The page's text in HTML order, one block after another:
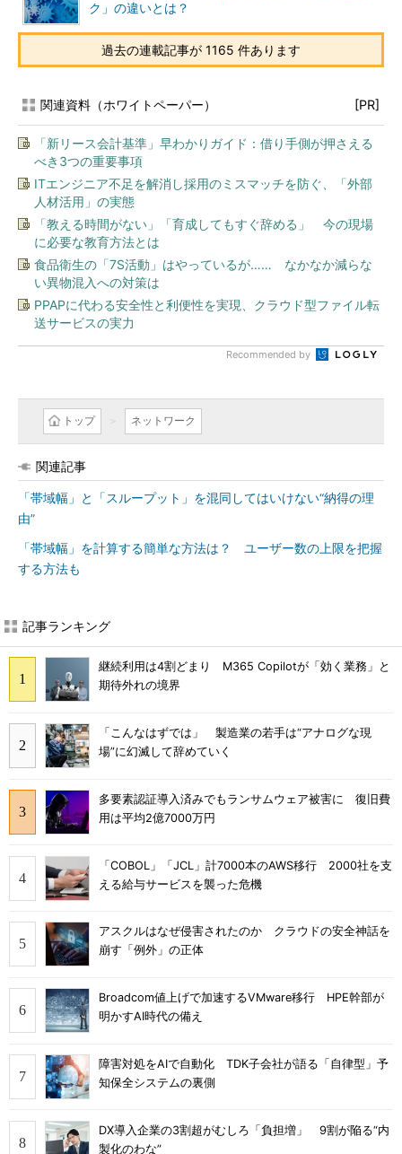
ク」の違いとは？
過去の連載記事が 1165 件あります
関連資料（ホワイトペーパー） [PR]
「新リース会計基準」早わかりガイド：借り手側が押さえる
べき3つの重要事項
ITエンジニア不足を解消し採用のミスマッチを防ぐ、「外部
人材活用」の実態
「教える時間がない」「育成してもすぐ辞める」 今の現場
に必要な教育方法とは
食品衛生の「7S活動」はやっているが…… なかなか減らな
い異物混入への対策は
PPAPに代わる安全性と利便性を実現、クラウド型ファイル転
送サービスの実力
Recommended by
トップ ネットワーク
関連記事
「帯域幅」と「スループット」を混同してはいけない“納得の理
由”
「帯域幅」を計算する簡単な方法は？ ユーザー数の上限を把握
する方法も
記事ランキング
継続利用は4割どまり M365 Copilotが「効く業務」と
期待外れの境界
「こんなはずでは」 製造業の若手は“アナログな現
場”に幻滅して辞めていく
多要素認証導入済みでもランサムウェア被害に 復旧費
用は平均2億7000万円
「COBOL」「JCL」計7000本のAWS移行 2000社を支
える給与サービスを襲った危機
アスクルはなぜ侵害されたのか クラウドの安全神話を
崩す「例外」の正体
Broadcom値上げで加速するVMware移行 HPE幹部が
明かすAI時代の備え
障害対処をAIで自動化 TDK子会社が語る「自律型」予
知保全システムの裏側
DX導入企業の3割超がむしろ「負担増」 9割が陥る“内
製化のわな”